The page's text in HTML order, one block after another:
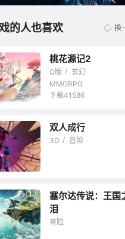
的人也喜欢 换
回合
桃花源记2
Q版
玄幻
MMORPG
下载41586
当之无
双人成行
3D 冒险
塞尔达传说：王国
泪
冒险